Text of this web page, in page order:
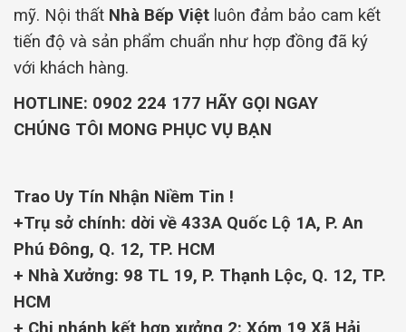
mỹ. Nội thất Nhà Bếp Việt luôn đảm bảo cam kết
tiến độ và sản phẩm chuẩn như hợp đồng đã ký
với khách hàng.
HOTLINE: 0902 224 177 HÃY GỌI NGAY
CHÚNG TÔI MONG PHỤC VỤ BẠN
Trao Uy Tín Nhận Niềm Tin !
+Trụ sở chính: dời về 433A Quốc Lộ 1A, P. An
Phú Đông, Q. 12, TP. HCM
+ Nhà Xưởng: 98 TL 19, P. Thạnh Lộc, Q. 12, TP.
HCM